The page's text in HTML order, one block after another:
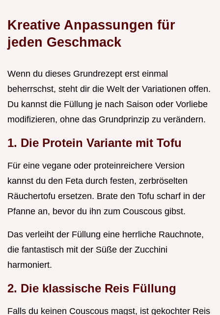
Kreative Anpassungen für
jeden Geschmack
Wenn du dieses Grundrezept erst einmal
beherrschst, steht dir die Welt der Variationen offen.
Du kannst die Füllung je nach Saison oder Vorliebe
modifizieren, ohne das Grundprinzip zu verändern.
1. Die Protein Variante mit Tofu
Für eine vegane oder proteinreichere Version
kannst du den Feta durch festen, zerbröselten
Räuchertofu ersetzen. Brate den Tofu scharf in der
Pfanne an, bevor du ihn zum Couscous gibst.
Das verleiht der Füllung eine herrliche Rauchnote,
die fantastisch mit der Süße der Zucchini
harmoniert.
2. Die klassische Reis Füllung
Falls du keinen Couscous magst, ist gekochter Reis